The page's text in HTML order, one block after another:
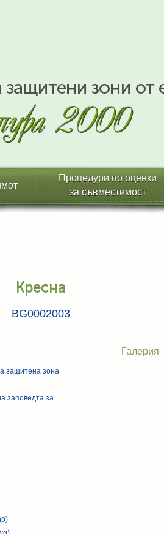
Процедури по оценки
за съвместимост
Кресна
BG0002003
защитена зона
заповедта за
Галерия